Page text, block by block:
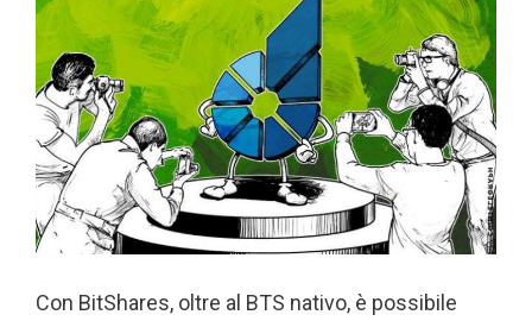
Con BitShares, oltre al BTS nativo, è possibile